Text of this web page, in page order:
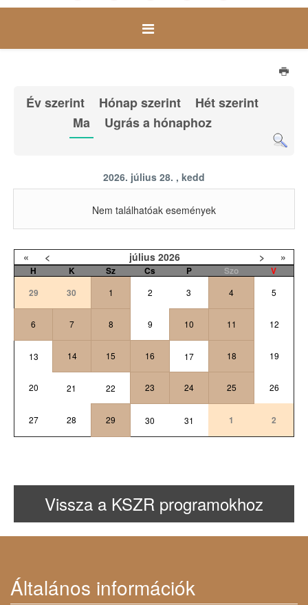
Év szerint Hónap szerint
Hét szerint
Ma
Ugrás a hónaphoz
2026. július 28. , kedd
Nem találhatóak események
« < július 2026 > »
H K Sz Cs P Szo
V
29
30 1 2 3 4 5
6 7 8 9 10 11 12
13 14 15 16 17 18 19
20 21 22 23 24 25 26
27 28 29 30 31 1 2
Vissza a KSZR programokhoz
Általános információk